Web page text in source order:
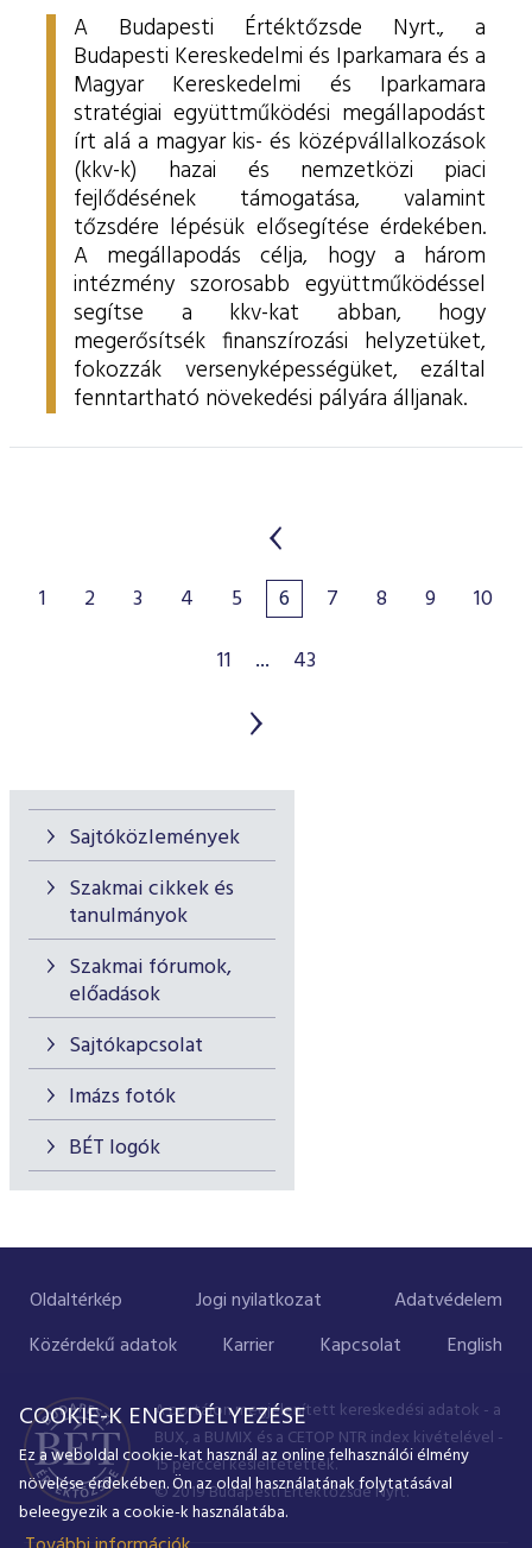
Sajtóközlemények
Szakmai cikkek és
tanulmányok
Szakmai fórumok,
előadások
Sajtókapcsolat
Imázs fotók
BÉT logók
A Budapesti Értéktőzsde Nyrt., a
Budapesti Kereskedelmi és Iparkamara és a
Magyar Kereskedelmi és Iparkamara
stratégiai együttműködési megállapodást
írt alá a magyar kis- és középvállalkozások
(kkv-k) hazai és nemzetközi piaci
fejlődésének támogatása, valamint
tőzsdére lépésük elősegítése érdekében.
A megállapodás célja, hogy a három
intézmény szorosabb együttműködéssel
segítse a kkv-kat abban, hogy
megerősítsék finanszírozási helyzetüket,
fokozzák versenyképességüket, ezáltal
fenntartható növekedési pályára álljanak.
1 2 3 4 5 6 7 8 9
10
11
... 43
Oldaltérkép Jogi nyilatkozat
Adatvédelem
Közérdekű adatok
Karrier Kapcsolat English
A portálon megjelenített kereskedési adatok - a
BUX, a BUMIX és a CETOP NTR index kivételével -
15 perccel késleltetettek.
© 2019 Budapesti Értéktőzsde Nyrt.
COOKIE-K ENGEDÉLYEZÉSE
Ez a weboldal cookie-kat használ az online felhasználói élmény
növelése érdekében. Ön az oldal használatának folytatásával
beleegyezik a cookie-k használatába.